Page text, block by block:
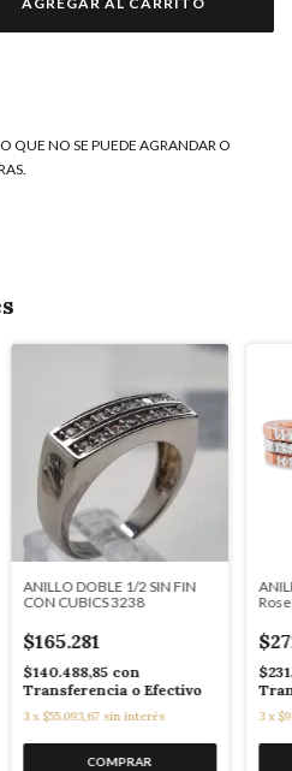
QUE NO SE PUEDE AGRANDAR O
ANILLO DOBLE 1/2 SIN FIN
CON CUBICS 3238
$165.281
$140.488,85 con
Transferencia o Efectivo
3 x $55.093,67 sin interés 3 x